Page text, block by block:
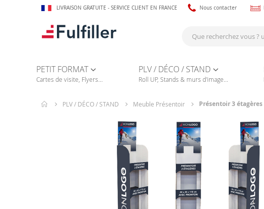
LIVRAISON GRATUITE - SERVICE CLIENT EN FRANCE Nous contacter
PETIT FORMAT
Cartes de visite, Flyers...
PLV / DÉCO / STAND
Roll UP, Stands & murs d'image...
PLV / DÉCO / STAND Meuble Présentoir Présentoir 3